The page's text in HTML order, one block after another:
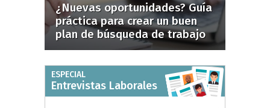
¿Nuevas oportunidades? Guía
práctica para crear un buen
plan de búsqueda de trabajo
ESPECIAL
Entrevistas Laborales